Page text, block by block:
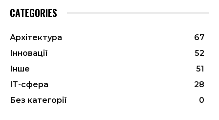
CATEGORIES
Архітектура
67
Інновації
52
Інше
51
ІТ-сфера
28
Без категорії
0